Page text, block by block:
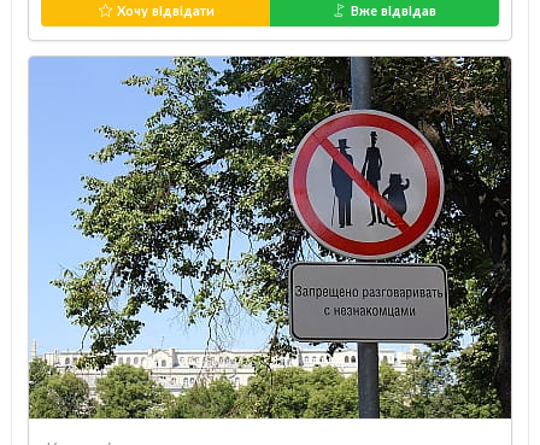
Хочу відвідати Вже відвідав